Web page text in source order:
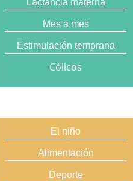
Lactancia materna
Mes a mes
Estimulación temprana
Cólicos
El niño
Alimentación
Deporte